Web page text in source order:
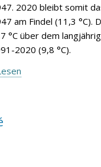
2020 bleibt somit
am Findel (11,3 °C).
°C über dem
2020 (9,8 °C).